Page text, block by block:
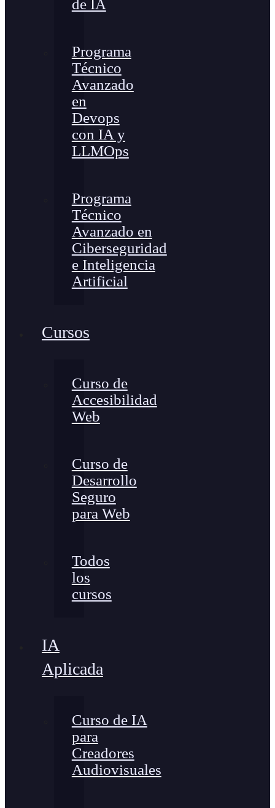
de IA
Programa
Técnico
Avanzado
en
Devops
con IA y
LLMOps
Programa
Técnico
Avanzado en
Ciberseguridad
e Inteligencia
Artificial
Cursos
Curso de
Accesibilidad
Web
Curso de
Desarrollo
Seguro
para Web
Todos
los
cursos
IA
Aplicada
Curso de IA
para
Creadores
Audiovisuales